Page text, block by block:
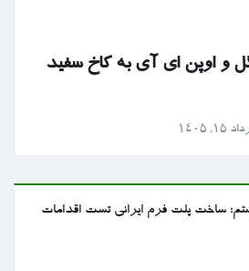
و اوپن ای آی به کاخ سفید
۱۵, ۱۴۰۵